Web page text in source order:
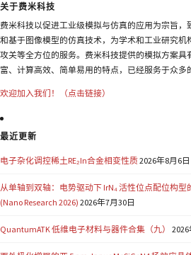
关于费米科技
费米科技以促进工业级模拟与仿真的应用为宗旨
和基于图像模型的仿真技术，为学术和工业研究
攻关等全方位的服务。费米科技提供的模拟方案
富、计算高效、简单易用的特点，已经服务于众多
欢迎加入我们！（点击链接）
最近更新
电子杂化调控稀土RE₂In合金相变性质2026年8月6日
从单轴到双轴：电势驱动下 IrN₄ 活性位点配位构型
(Nano Research 2026) 2026年7月30日
QuantumATK 低维电子材料与器件合集（九）